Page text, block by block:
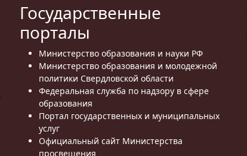
Государственные
порталы
Министерство образования и науки РФ
Министерство образования и молодежной
политики Свердловской области
Федеральная служба по надзору в сфере
образования
Портал государственных и муниципальных
услуг
Официальный сайт Министерства
просвещения